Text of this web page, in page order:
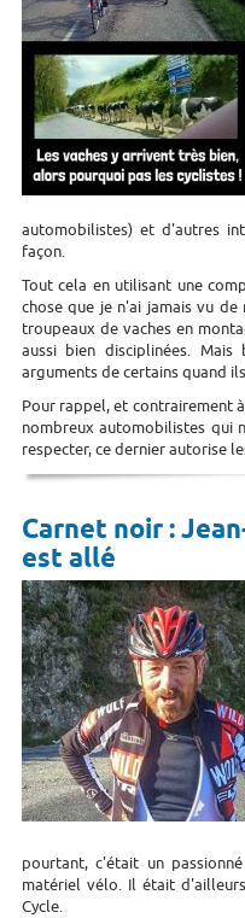
automobilistes) et d'autres
façon.
Tout cela en utilisant une
chose que je n'ai jamais vu
troupeaux de vaches en
aussi bien disciplinées.
arguments de certains quand
Pour rappel, et contrairement
nombreux automobilistes qui
respecter, ce dernier autorise
Carnet noir :
est allé
pourtant, c'était un
matériel vélo. Il était
Cycle.